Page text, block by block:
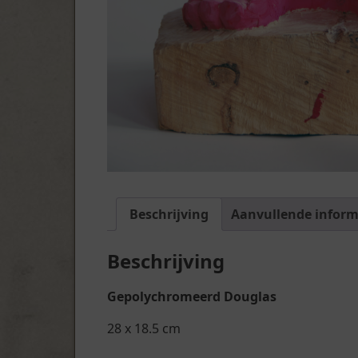
Beschrijving Aanvullende
Beschrijving
Gepolychromeerd Douglas
28 x 18.5 cm